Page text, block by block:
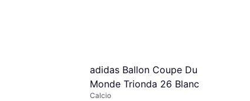
adidas Ballon Coupe Du
Monde Trionda 26 Blanc
Calcio